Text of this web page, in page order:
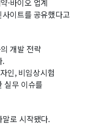
·바이오 업계
이트를 공유했다고
개발 전략
.
인, 비임상시험
실무 이슈를
로 시작됐다.